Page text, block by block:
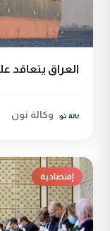
العراق يتعاقد على بناء 3 ناقلات
وكالة نون
إقتصادية